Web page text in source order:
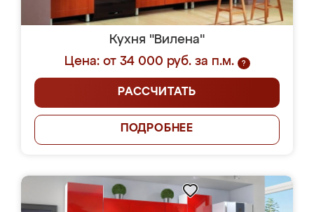
Кухня "Вилена"
Цена: от 34 000 руб. за п.м.
?
РАССЧИТАТЬ
ПОДРОБНЕЕ